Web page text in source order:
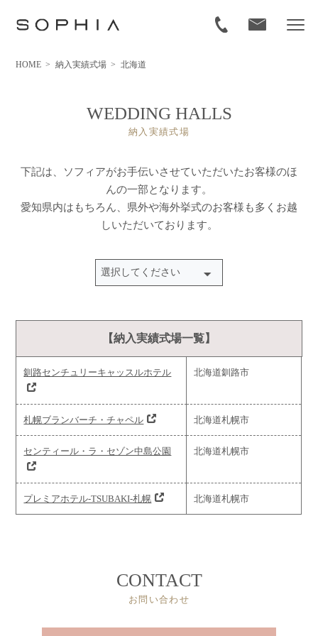
HOME > 納入実績式場 > 北海道
WEDDING HALLS
納入実績式場
下記は、ソフィアがお手伝いさせていただいたお客様のほ
んの一部となります。
愛知県内はもちろん、県外や海外挙式のお客様も多くお越
しいただいております。
【納入実績式場一覧】
釧路センチュリーキャッスルホテル 北海道釧路市
札幌ブランバーチ・チャペル 北海道札幌市
センティール・ラ・セゾン中島公園 北海道札幌市
プレミアホテル-TSUBAKI-札幌 北海道札幌市
CONTACT
お問い合わせ